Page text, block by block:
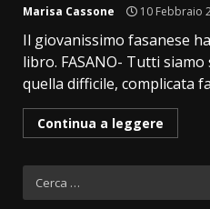
Marisa Cassone 10 Febbraio
Il giovanissimo fasanese
libro. FASANO- Tutti
quella difficile, complicata
Continua a leggere
Ricerca
per: